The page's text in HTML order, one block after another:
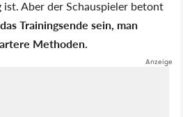
Aber der Schauspieler betont
Trainingsende sein, man
Methoden.